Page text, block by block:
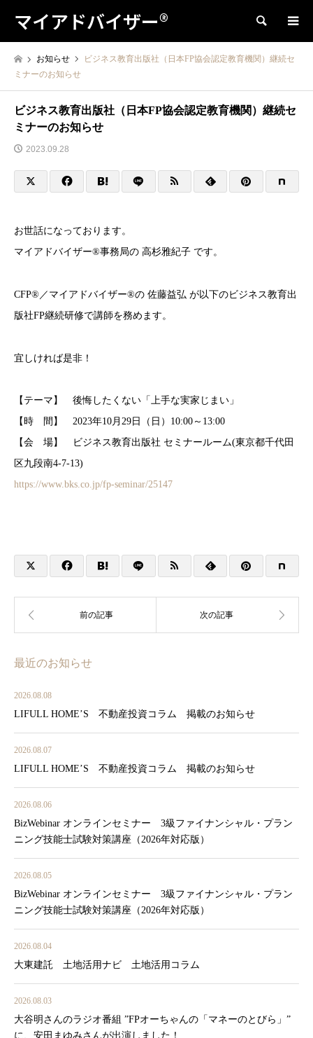
マイアドバイザー® 検索
お知らせ
ビジネス教育出版社（日本FP協会認定教育機関）継続セ
ミナーのお知らせ
ビジネス教育出版社（日本FP協会認定教育機関）継続セ
ミナーのお知らせ
2023.09.28
お世話になっております。
マイアドバイザー®事務局の 高杉雅紀子 です。
CFP®／マイアドバイザー®の 佐藤益弘 が以下のビジネス教育出
版社FP継続研修で講師を務めます。
宜しければ是非！
【テーマ】 後悔したくない「上手な実家じまい」
【時 間】 2023年10月29日（日）10:00～13:00
【会 場】 ビジネス教育出版社 セミナールーム(東京都千代田
区九段南4-7-13)
https://www.bks.co.jp/fp-seminar/25147
最近のお知らせ
2026.08.08
LIFULL HOME’S 不動産投資コラム 掲載のお知らせ
2026.08.07
LIFULL HOME’S 不動産投資コラム 掲載のお知らせ
2026.08.06
BizWebinar オンラインセミナー 3級ファイナンシャル・プラン
ニング技能士試験対策講座（2026年対応版）
2026.08.05
BizWebinar オンラインセミナー 3級ファイナンシャル・プラン
ニング技能士試験対策講座（2026年対応版）
2026.08.04
大東建託 土地活用ナビ 土地活用コラム
2026.08.03
大谷明さんのラジオ番組 ”FPオーちゃんの「マネーのとびら」”
に、安田まゆみさんが出演しました！